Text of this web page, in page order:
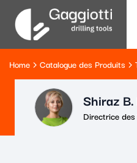
Home Catalogue des Produits
Shiraz
Directrice